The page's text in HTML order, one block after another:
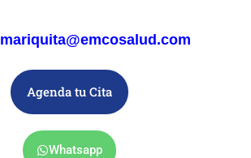
mariquita@emcosalud.com
Agenda tu Cita
Whatsapp